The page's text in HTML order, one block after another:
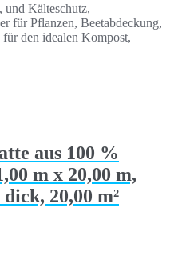
und Kälteschutz,
für Pflanzen, Beetabdeckung,
den idealen Kompost,
aus 100 %
m x 20,00 m,
20,00 m²